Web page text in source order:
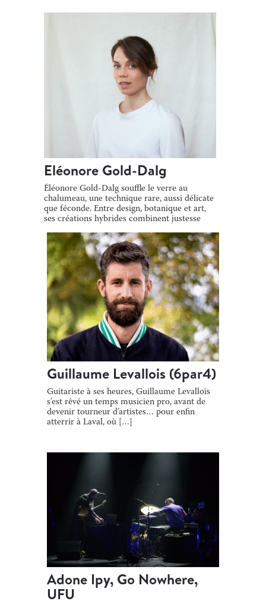
Eléonore Gold-Dalg
Éléonore Gold-Dalg souffle le verre au
chalumeau, une technique rare, aussi délicate
que féconde. Entre design, botanique et art,
ses créations hybrides combinent justesse
Guillaume Levallois (6par4)
Guitariste à ses heures, Guillaume Levallois
s’est rêvé un temps musicien pro, avant de
devenir tourneur d’artistes… pour enfin
atterrir à Laval, où […]
Adone Ipy, Go Nowhere,
UFU